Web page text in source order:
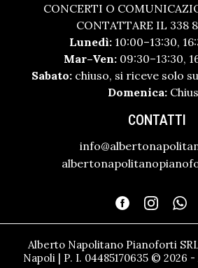
CONCERTI O
CONTATTARE IL 338
Lunedì: 10:00–13:30,
Mar–Ven:09:30–13:30,
Sabato: chiuso, si riceve solo
Domenica:
CONTATTI
Alberto Napolitano Pianoforti
Napoli | P. I. 04485170635 © 2026